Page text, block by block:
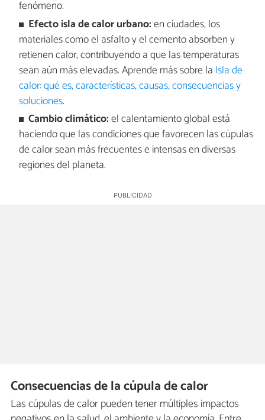
fenómeno.
Efecto isla de calor urbano:en ciudades, los
materiales como el asfalto y el cemento absorben y
retienen calor, contribuyendo a que las temperaturas
sean aún más elevadas. Aprende más sobre la Isla de
calor: qué es, características, causas, consecuencias y
soluciones.
Cambio climático:el calentamiento global está
haciendo que las condiciones que favorecen las cúpulas
de calor sean más frecuentes e intensas en diversas
regiones del planeta.
Consecuencias de la cúpula de calor
Las cúpulas de calor pueden tener múltiples impactos